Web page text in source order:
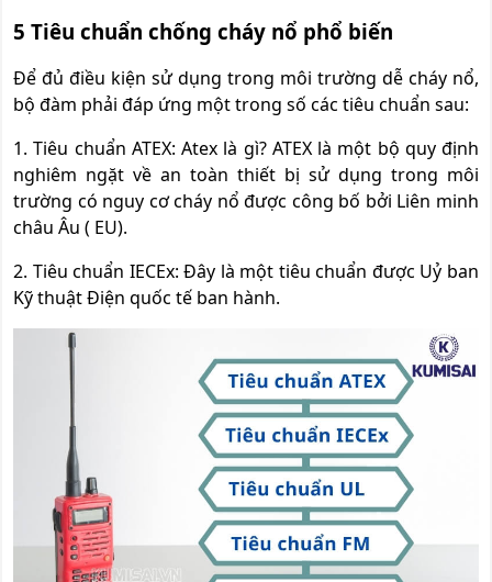
5 Tiêu chuẩn chống cháy nổ phổ biến
Để đủ điều kiện sử dụng trong môi trường dễ cháy nổ,
bộ đàm phải đáp ứng một trong số các tiêu chuẩn sau:
1. Tiêu chuẩn ATEX: Atex là gì? ATEX là một bộ quy định
nghiêm ngặt về an toàn thiết bị sử dụng trong môi
trường có nguy cơ cháy nổ được công bố bởi Liên minh
châu Âu ( EU).
2. Tiêu chuẩn IECEx: Đây là một tiêu chuẩn được Uỷ ban
Kỹ thuật Điện quốc tế ban hành.